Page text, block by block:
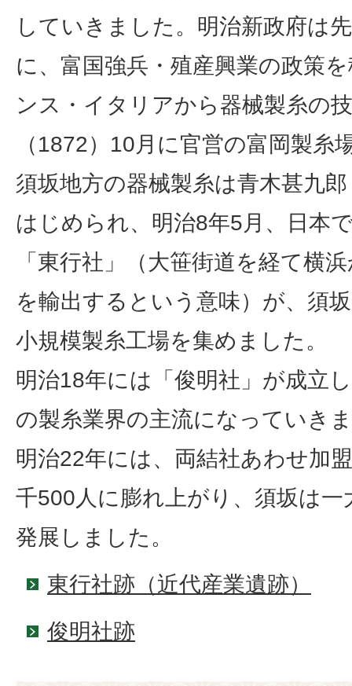
していきました。明治新政府は
に、富国強兵・殖産興業の政策
ンス・イタリアから器械製糸の
（1872）10月に官営の富岡製糸
須坂地方の器械製糸は青木甚九
はじめられ、明治8年5月、日本
「東行社」（大笹街道を経て横
を輸出するという意味）が、須
小規模製糸工場を集めました。
明治18年には「俊明社」が成立
の製糸業界の主流になっていき
明治22年には、両結社あわせ加
千500人に膨れ上がり、須坂は
発展しました。
東行社跡（近代産業遺跡）
俊明社跡